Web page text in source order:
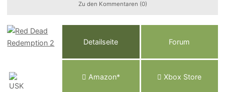
Zu den Kommentaren (0)
Detailseite Forum
Amazon* Xbox Store